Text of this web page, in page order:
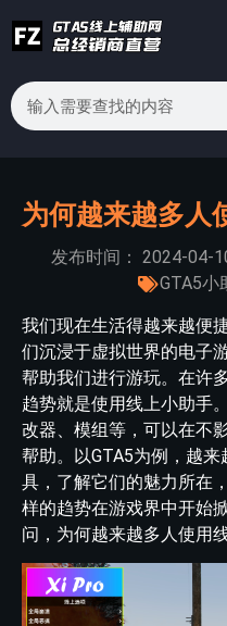
为何越来越多人
发布时间： 2024-04-
GTA5小
我们现在生活得越来越便
们沉浸于虚拟世界的电子
帮助我们进行游玩。在许
趋势就是使用线上小助手
改器、模组等，可以在不
帮助。以GTA5为例，越
具，了解它们的魅力所在
样的趋势在游戏界中开始
问，为何越来越多人使用